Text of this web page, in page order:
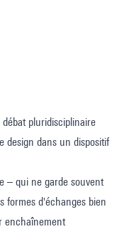
pluridisciplinaire
design dans un dispositif
– qui ne garde souvent
formes d'échanges bien
enchaînement